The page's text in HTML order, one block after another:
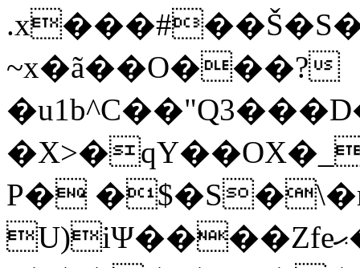
~x�ã��O���?
P�
U)iΨ����Zfeޙ�s�2����(Ӵ0*�,x����